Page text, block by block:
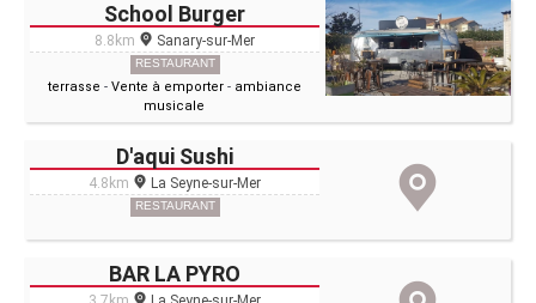
School Burger
8.8km Sanary-sur-Mer
RESTAURANT
terrasse - Vente à emporter - ambiance
musicale
D'aqui Sushi
4.8km La Seyne-sur-Mer
RESTAURANT
BAR LA PYRO